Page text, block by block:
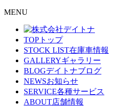
MENU
TOP トップ
STOCK LIST在庫車情報
GALLERYギャラリー
BLOGデイトナブログ
NEWSお知らせ
SERVICE各種サービス
ABOUT店舗情報